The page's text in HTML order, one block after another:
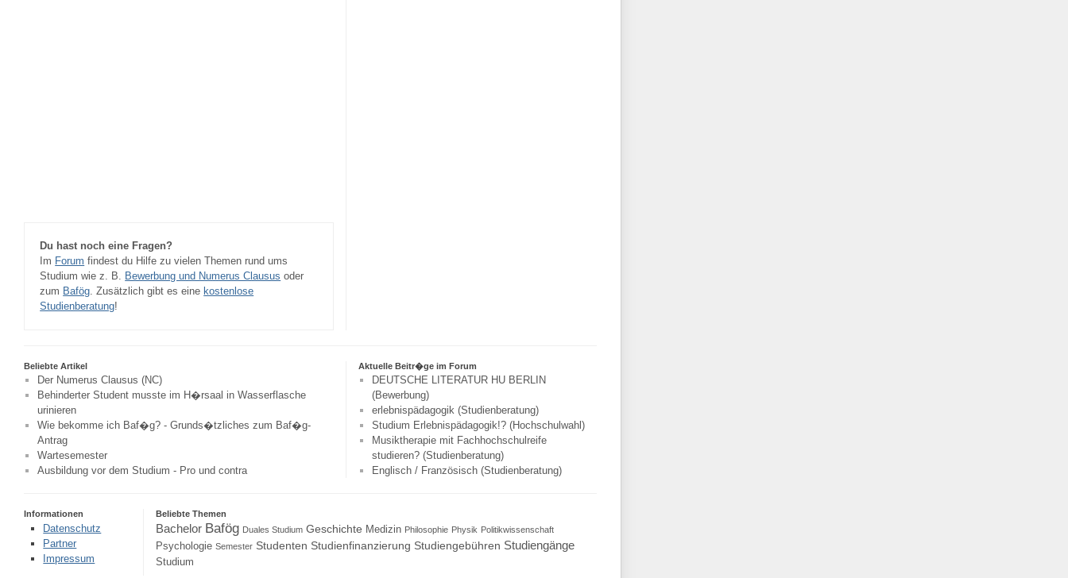
Du hast noch eine Fragen?
Im Forum findest du Hilfe zu vielen Themen rund ums
Studium wie z. B. Bewerbung und Numerus Clausus oder
zum Bafög. Zusätzlich gibt es eine kostenlose
Studienberatung!
Beliebte Artikel
Der Numerus Clausus (NC)
Behinderter Student musste im H�rsaal in Wasserflasche
urinieren
Wie bekomme ich Baf�g? - Grunds�tzliches zum Baf�g-
Antrag
Wartesemester
Ausbildung vor dem Studium - Pro und contra
Aktuelle Beitr�ge im Forum
DEUTSCHE LITERATUR HU BERLIN
(Bewerbung)
erlebnispädagogik (Studienberatung)
Studium Erlebnispädagogik!? (Hochschulwahl)
Musiktherapie mit Fachhochschulreife
studieren? (Studienberatung)
Englisch / Französisch (Studienberatung)
Informationen
Datenschutz
Partner
Impressum
Beliebte Themen
Bachelor Bafög Duales Studium Geschichte Medizin Philosophie Physik Politikwissenschaft
Psychologie Semester Studenten Studienfinanzierung Studiengebühren Studiengänge
Studium